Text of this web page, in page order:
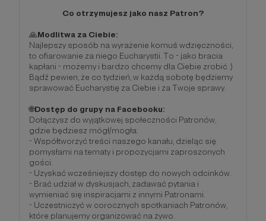
Co otrzymujesz jako nasz Patron?
🙏Modlitwa za Ciebie:
Najlepszy sposób na wyrażenie komuś wdzięczności,
to ofiarowanie za niego Eucharystii. To - jako bracia
kapłani - możemy i bardzo chcemy dla Ciebie zrobić :)
Bądź pewien, że co tydzień, w każdą sobotę będziemy
sprawować Eucharystię za Ciebie i za Twoje sprawy.
🌐Dostęp do grupy na Facebooku:
Dołączysz do wyjątkowej społeczności Patronów,
gdzie będziesz mógł/mogła:
- Współtworzyć treści naszego kanału, dzieląc się
pomysłami na tematy i propozycjami zaproszonych
gości.
- Uzyskać wcześniejszy dostęp do nowych odcinków.
- Brać udział w dyskusjach, zadawać pytania i
wymieniać się inspiracjami z innymi Patronami.
- Uczestniczyć w corocznych spotkaniach Patronów,
które planujemy organizować na żywo.